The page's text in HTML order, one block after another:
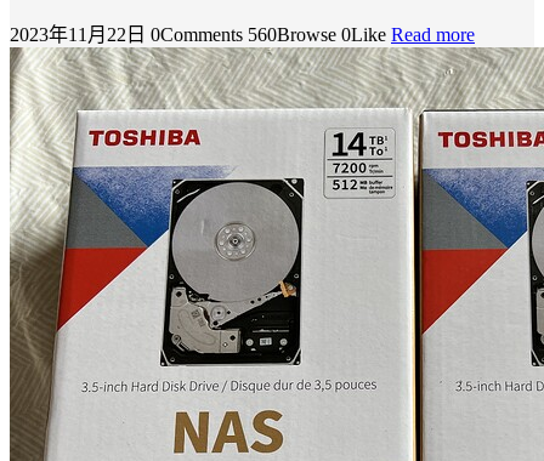
2023年11月22日 0Comments 560Browse 0Like Read more